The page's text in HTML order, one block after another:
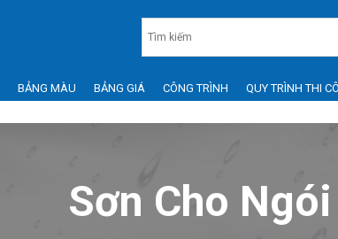
BẢNG MÀU BẢNG GIÁ CÔNG TRÌNH QUY TRÌNH THI
Sơn Cho Ngói